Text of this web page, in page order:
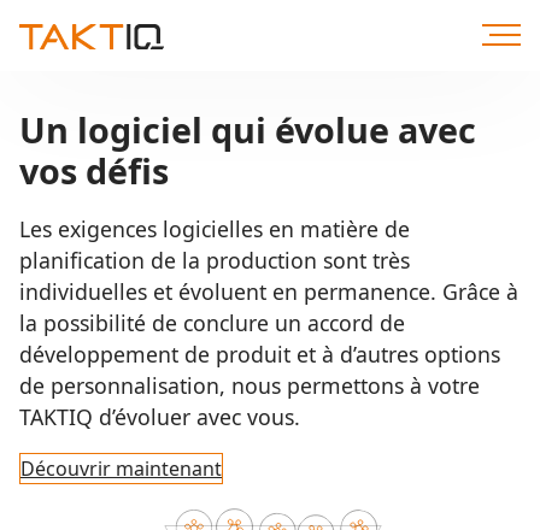
directement
Un logiciel qui évolue avec
vos défis
Les exigences logicielles en matière de
planification de la production sont très
individuelles et évoluent en permanence. Grâce à
la possibilité de conclure un accord de
développement de produit et à d’autres options
de personnalisation, nous permettons à votre
TAKTIQ d’évoluer avec vous.
Découvrir maintenant